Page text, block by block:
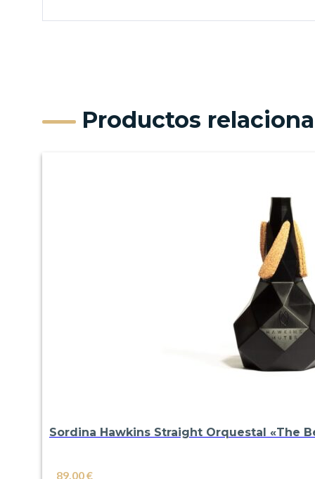
Productos
Sordina Hawkins Straight Orquestal «The
89,00€